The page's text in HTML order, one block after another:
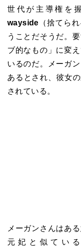
世代が主導権を
wayside （捨てら
うことだそうだ。
ブ的なもの」に変
いるのだ。メーガ
あるとされ、彼女
されている。
メーガンさんはあ
元妃と似てい